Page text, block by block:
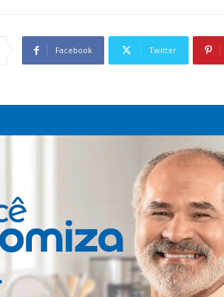
Facebook Twitter